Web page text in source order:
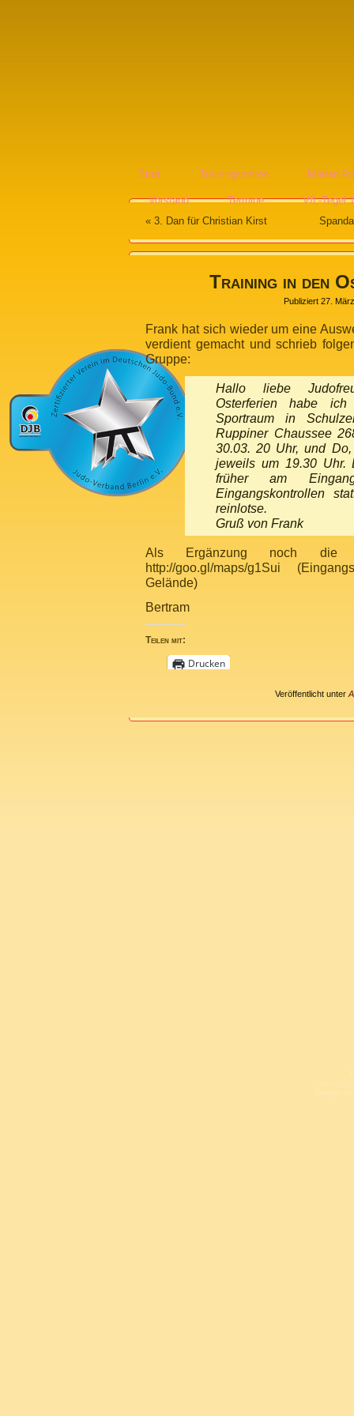
Start Trainingszeiten Matten-
Vorstand Termine
VfL-Tegel
« 3. Dan für Christian Kirst
Training in den
Publiziert 27.
Frank hat sich wieder um eine
verdient gemacht und schrieb
Gruppe:
Hallo liebe
Osterferien habe
Sportraum in
Ruppiner Chaussee
30.03. 20 Uhr, und
jeweils um 19.30 Uhr.
früher am
Eingangskontrollen
reinlotse.
Gruß von Frank
Als Ergänzung noch die
http://goo.gl/maps/g1Sui
Gelände)
Bertram
Teilen mit:
Drucken
Veröffentlicht unter